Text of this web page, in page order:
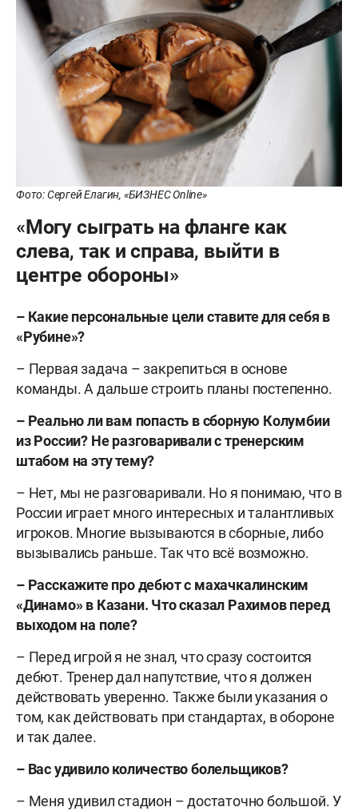
Фото: Сергей Елагин, «БИЗНЕС Online»
«Могу сыграть на фланге как
слева, так и справа, выйти в
центре обороны»
– Какие персональные цели ставите для себя в
«Рубине»?
– Первая задача – закрепиться в основе
команды. А дальше строить планы постепенно.
– Реально ли вам попасть в сборную Колумбии
из России? Не разговаривали с тренерским
штабом на эту тему?
– Нет, мы не разговаривали. Но я понимаю, что в
России играет много интересных и талантливых
игроков. Многие вызываются в сборные, либо
вызывались раньше. Так что всё возможно.
– Расскажите про дебют с махачкалинским
«Динамо» в Казани. Что сказал Рахимов перед
выходом на поле?
– Перед игрой я не знал, что сразу состоится
дебют. Тренер дал напутствие, что я должен
действовать уверенно. Также были указания о
том, как действовать при стандартах, в обороне
и так далее.
– Вас удивило количество болельщиков?
– Меня удивил стадион – достаточно большой. У